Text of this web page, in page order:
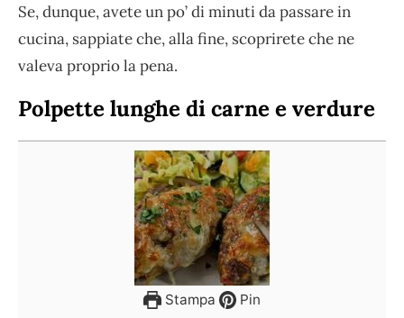
Se, dunque, avete un po’ di minuti da passare in
cucina, sappiate che, alla fine, scoprirete che ne
valeva proprio la pena.
Polpette lunghe di carne e verdure
Stampa Pin